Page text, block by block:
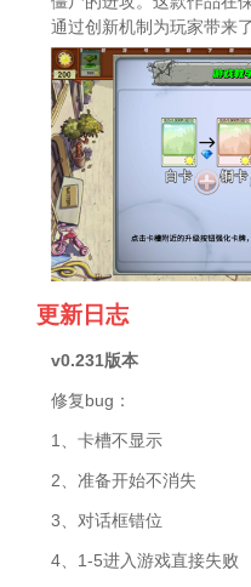
通过创新机制为玩家带来
更新日志
v0.231版本
修复bug：
1、卡槽不显示
2、准备开始不消失
3、对话框错位
4、1-5进入游戏直接失败